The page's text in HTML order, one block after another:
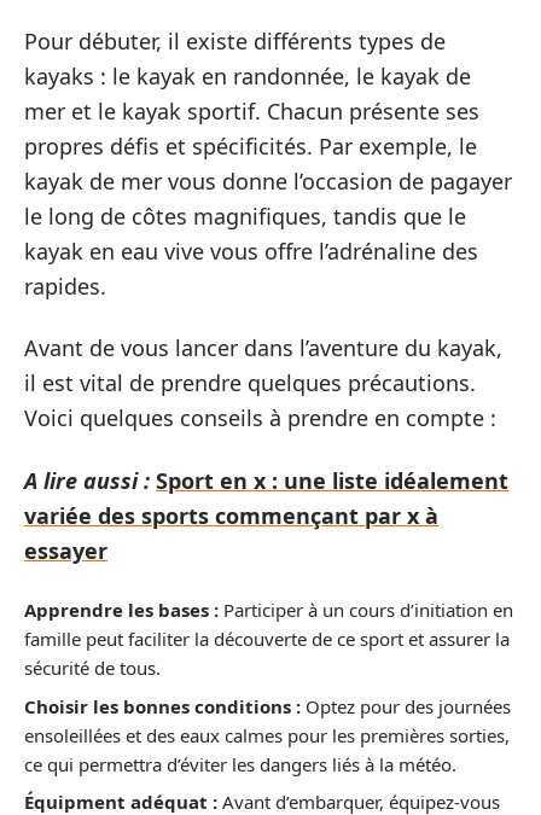
Pour débuter, il existe différents types de
kayaks : le kayak en randonnée, le kayak de
mer et le kayak sportif. Chacun présente ses
propres défis et spécificités. Par exemple, le
kayak de mer vous donne l’occasion de pagayer
le long de côtes magnifiques, tandis que le
kayak en eau vive vous offre l’adrénaline des
rapides.
Avant de vous lancer dans l’aventure du kayak,
il est vital de prendre quelques précautions.
Voici quelques conseils à prendre en compte :
A lire aussi : Sport en x : une liste idéalement
variée des sports commençant par x à
essayer
Apprendre les bases : Participer à un cours d’initiation en
famille peut faciliter la découverte de ce sport et assurer la
sécurité de tous.
Choisir les bonnes conditions : Optez pour des journées
ensoleillées et des eaux calmes pour les premières sorties,
ce qui permettra d’éviter les dangers liés à la météo.
Équipment adéquat : Avant d’embarquer, équipez-vous